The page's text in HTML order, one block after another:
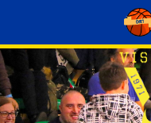
content